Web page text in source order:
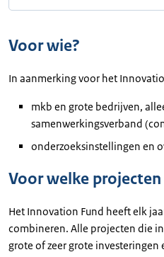
Voor wie?
In aanmerking voor het
mkb en grote bedrijven,
samenwerkingsverband
onderzoeksinstellingen en
Voor welke
Het Innovation Fund heeft elk
combineren. Alle projecten die
grote of zeer grote